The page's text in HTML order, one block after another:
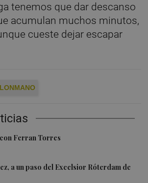
Ferran Torres
a un paso del Excelsior Róterdam de
tenemos que dar descanso
acumulan muchos minutos,
cueste dejar escapar